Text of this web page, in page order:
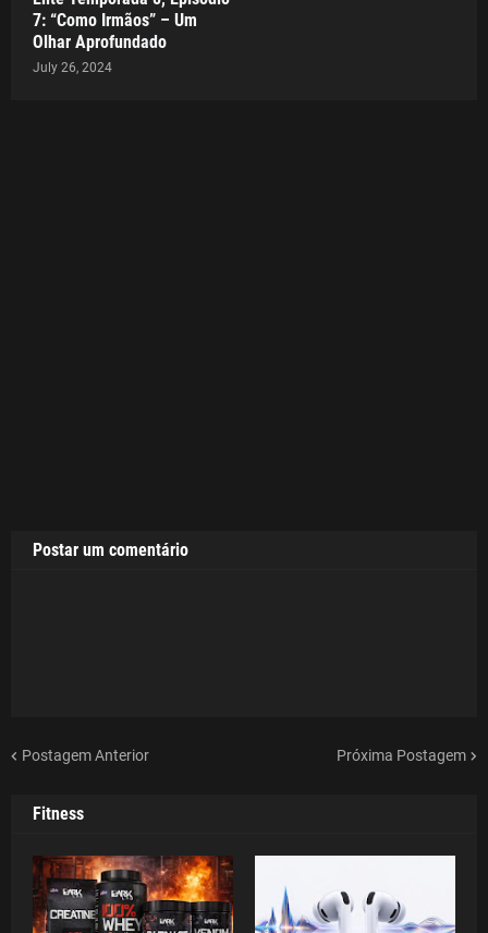
7: “Como Irmãos” – Um
Olhar Aprofundado
July 26, 2024
Postar um comentário
Postagem Anterior Próxima Postagem
Fitness